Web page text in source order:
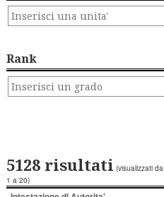
Rank
5128 risultati (visualizzati da
1 a 20)